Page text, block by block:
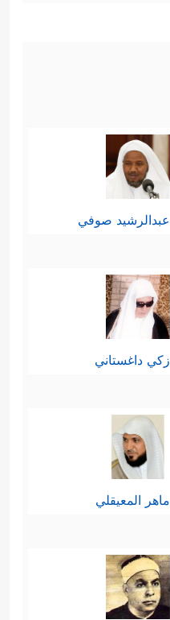
عبدالرشيد صوفي
زكي داغستاني
ماهر المعيقلي